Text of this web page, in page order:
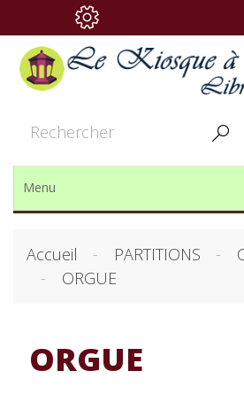

Menu
Accueil PARTITIONS
ORGUE
ORGUE